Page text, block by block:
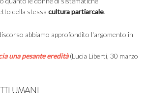
della stessa cultura partiarcale.
abbiamo approfondito l'argomento in
una pesante eredità (Lucia Liberti, 30 marzo
UMANI